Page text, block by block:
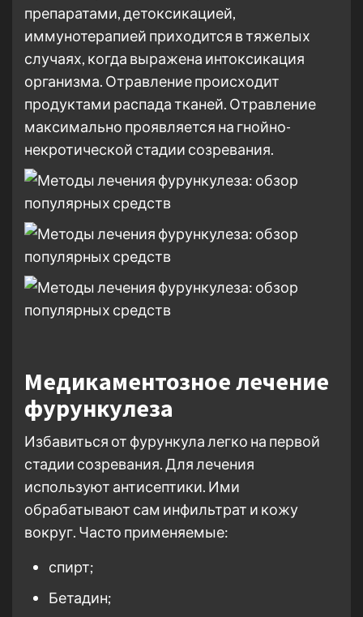
препаратами, детоксикацией,
иммунотерапией приходится в тяжелых
случаях, когда выражена интоксикация
организма. Отравление происходит
продуктами распада тканей. Отравление
максимально проявляется на гнойно-
некротической стадии созревания.
Медикаментозное лечение
фурункулеза
Избавиться от фурункула легко на первой
стадии созревания. Для лечения
используют антисептики. Ими
обрабатывают сам инфильтрат и кожу
вокруг. Часто применяемые:
спирт;
Бетадин;